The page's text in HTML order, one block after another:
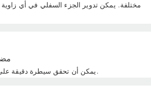
مختلفة. يمكن تدوير الجزء السفلي في أي زاوية
يمكن أن تحقق سيطرة دقيقة على إضافة التوابل والتوابل.